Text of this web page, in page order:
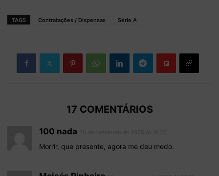
TAGS Contratações / Dispensas Série A
17 COMENTÁRIOS
100 nada
Morrir, que presente, agora me deu medo.